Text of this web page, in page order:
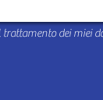
dei miei